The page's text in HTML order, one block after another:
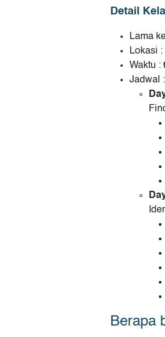
Detail
Lama
Lokasi :
Waktu :
Jadwal :
Berapa